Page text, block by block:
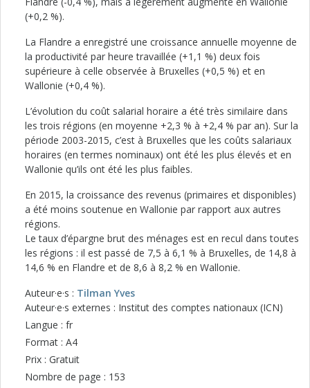
(+0,2 %).
La Flandre a enregistré une croissance annuelle moyenne de
la productivité par heure travaillée (+1,1 %) deux fois
supérieure à celle observée à Bruxelles (+0,5 %) et en
Wallonie (+0,4 %).
L’évolution du coût salarial horaire a été très similaire dans
les trois régions (en moyenne +2,3 % à +2,4 % par an). Sur la
période 2003-2015, c’est à Bruxelles que les coûts salariaux
horaires (en termes nominaux) ont été les plus élevés et en
Wallonie qu’ils ont été les plus faibles.
En 2015, la croissance des revenus (primaires et disponibles)
a été moins soutenue en Wallonie par rapport aux autres
régions.
Le taux d’épargne brut des ménages est en recul dans toutes
les régions : il est passé de 7,5 à 6,1 % à Bruxelles, de 14,8 à
14,6 % en Flandre et de 8,6 à 8,2 % en Wallonie.
Auteur·e·s : Tilman Yves
Auteur·e·s externes : Institut des comptes nationaux (ICN)
Langue : fr
Format : A4
Prix : Gratuit
Nombre de page : 153